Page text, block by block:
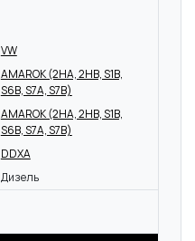
VW
AMAROK (2HA, 2HB, S1B,
S6B, S7A, S7B)
AMAROK (2HA, 2HB, S1B,
S6B, S7A, S7B)
DDXA
Дизель